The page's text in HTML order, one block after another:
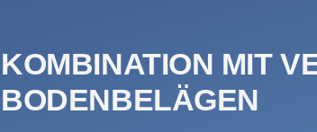
KOMBINATION MIT
BODENBELÄGEN